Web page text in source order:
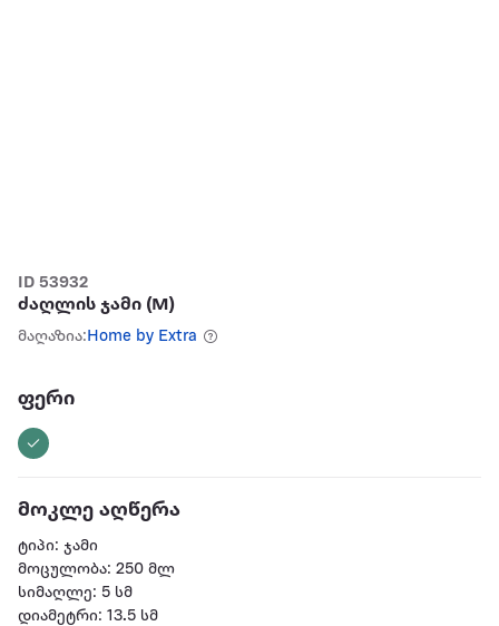
ID 53932
ძაღლის ჯამი (M)
მაღაზია: Home by Extra
ფერი
მოკლე აღწერა
ტიპი: ჯამი
მოცულობა: 250 მლ
სიმაღლე: 5 სმ
დიამეტრი: 13.5 სმ